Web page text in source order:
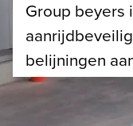
group beyers installeerde
belijningen